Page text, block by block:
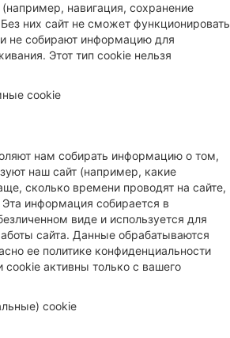
навигация, сохранение
них сайт не сможет функционировать
не собирают информацию для
Этот тип cookie нельзя
cookie
нам собирать информацию о том,
наш сайт (например, какие
сколько времени проводят на сайте,
информация собирается в
виде и используется для
сайта. Данные обрабатываются
ее политике конфиденциальности
cookie активны только с вашего
cookie